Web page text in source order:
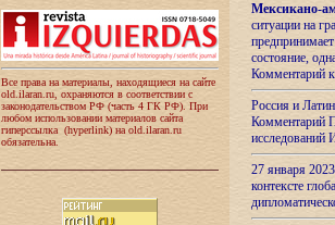
Все права на материалы, находящиеся на сайте
old.ilaran.ru, охраняются в соответствии с
законодательством РФ (часть 4 ГК РФ). При
любом использовании материалов сайта
гиперссылка (hyperlink) на old.ilaran.ru
обязательна.
Мексикано-
ситуации на
состояние,
Комментарий
Россия и
Комментарий
27 января
контексте